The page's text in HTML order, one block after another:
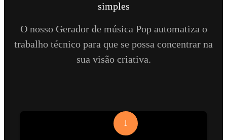
simples
O nosso Gerador de música Pop automatiza o
trabalho técnico para que se possa concentrar na
sua visão criativa.
1